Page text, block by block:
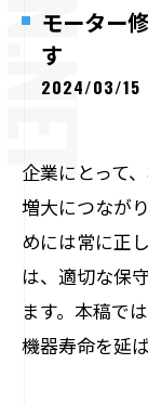
モーター
す
2024/03/15
企業にとって
増大につなが
めには常に正
は、適切な保
ます。本稿で
機器寿命を延